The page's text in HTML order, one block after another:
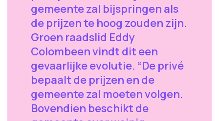
gemeente zal bijspringen als
de prijzen te hoog zouden zijn.
Groen raadslid Eddy
Colombeen vindt dit een
gevaarlijke evolutie. “De privé
bepaalt de prijzen en de
gemeente zal moeten volgen.
Bovendien beschikt de